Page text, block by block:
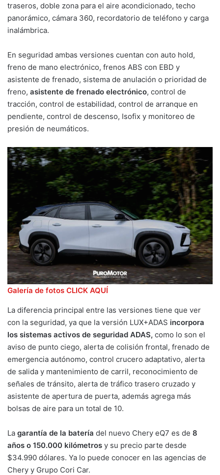
traseros, doble zona para el aire acondicionado, techo
panorámico, cámara 360, recordatorio de teléfono y carga
inalámbrica.
En seguridad ambas versiones cuentan con auto hold,
freno de mano electrónico, frenos ABS con EBD y
asistente de frenado, sistema de anulación o prioridad de
freno, asistente de frenado electrónico, control de
tracción, control de estabilidad, control de arranque en
pendiente, control de descenso, Isofix y monitoreo de
presión de neumáticos.
Galería de fotos CLICK AQUÍ
La diferencia principal entre las versiones tiene que ver
con la seguridad, ya que la versión LUX+ADAS incorpora
los sistemas activos de seguridad ADAS, como lo son el
aviso de punto ciego, alerta de colisión frontal, frenado de
emergencia autónomo, control crucero adaptativo, alerta
de salida y mantenimiento de carril, reconocimiento de
señales de tránsito, alerta de tráfico trasero cruzado y
asistente de apertura de puerta, además agrega más
bolsas de aire para un total de 10.
La garantía de la batería del nuevo Chery eQ7 es de 8
años o 150.000 kilómetros y su precio parte desde
$34.990 dólares. Ya lo puede conocer en las agencias de
Chery y Grupo Cori Car.